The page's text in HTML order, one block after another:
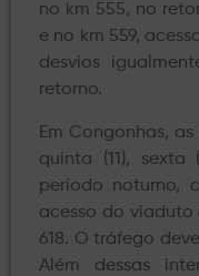
no km 555, no
e no km 559,
desvios
retorno.
Em Congonhas,
quinta (11), sexta
período noturno,
acesso do viaduto
618. O tráfego
Além dessas